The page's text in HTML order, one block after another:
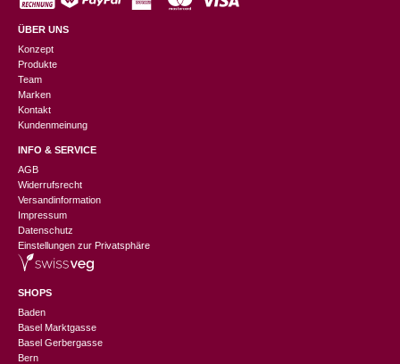
ÜBER UNS
Konzept
Produkte
Team
Marken
Kontakt
Kundenmeinung
INFO & SERVICE
AGB
Widerrufsrecht
Versandinformation
Impressum
Datenschutz
Einstellungen zur Privatsphäre
SHOPS
Baden
Basel Marktgasse
Basel Gerbergasse
Bern